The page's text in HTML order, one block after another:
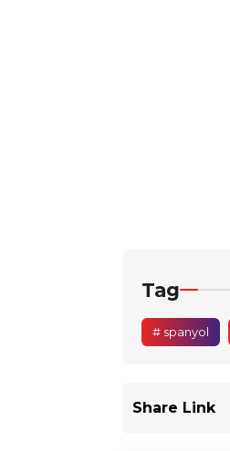
Tag
# spanyol
Share Link